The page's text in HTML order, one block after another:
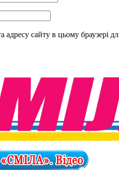
адресу сайту в цьому браузері